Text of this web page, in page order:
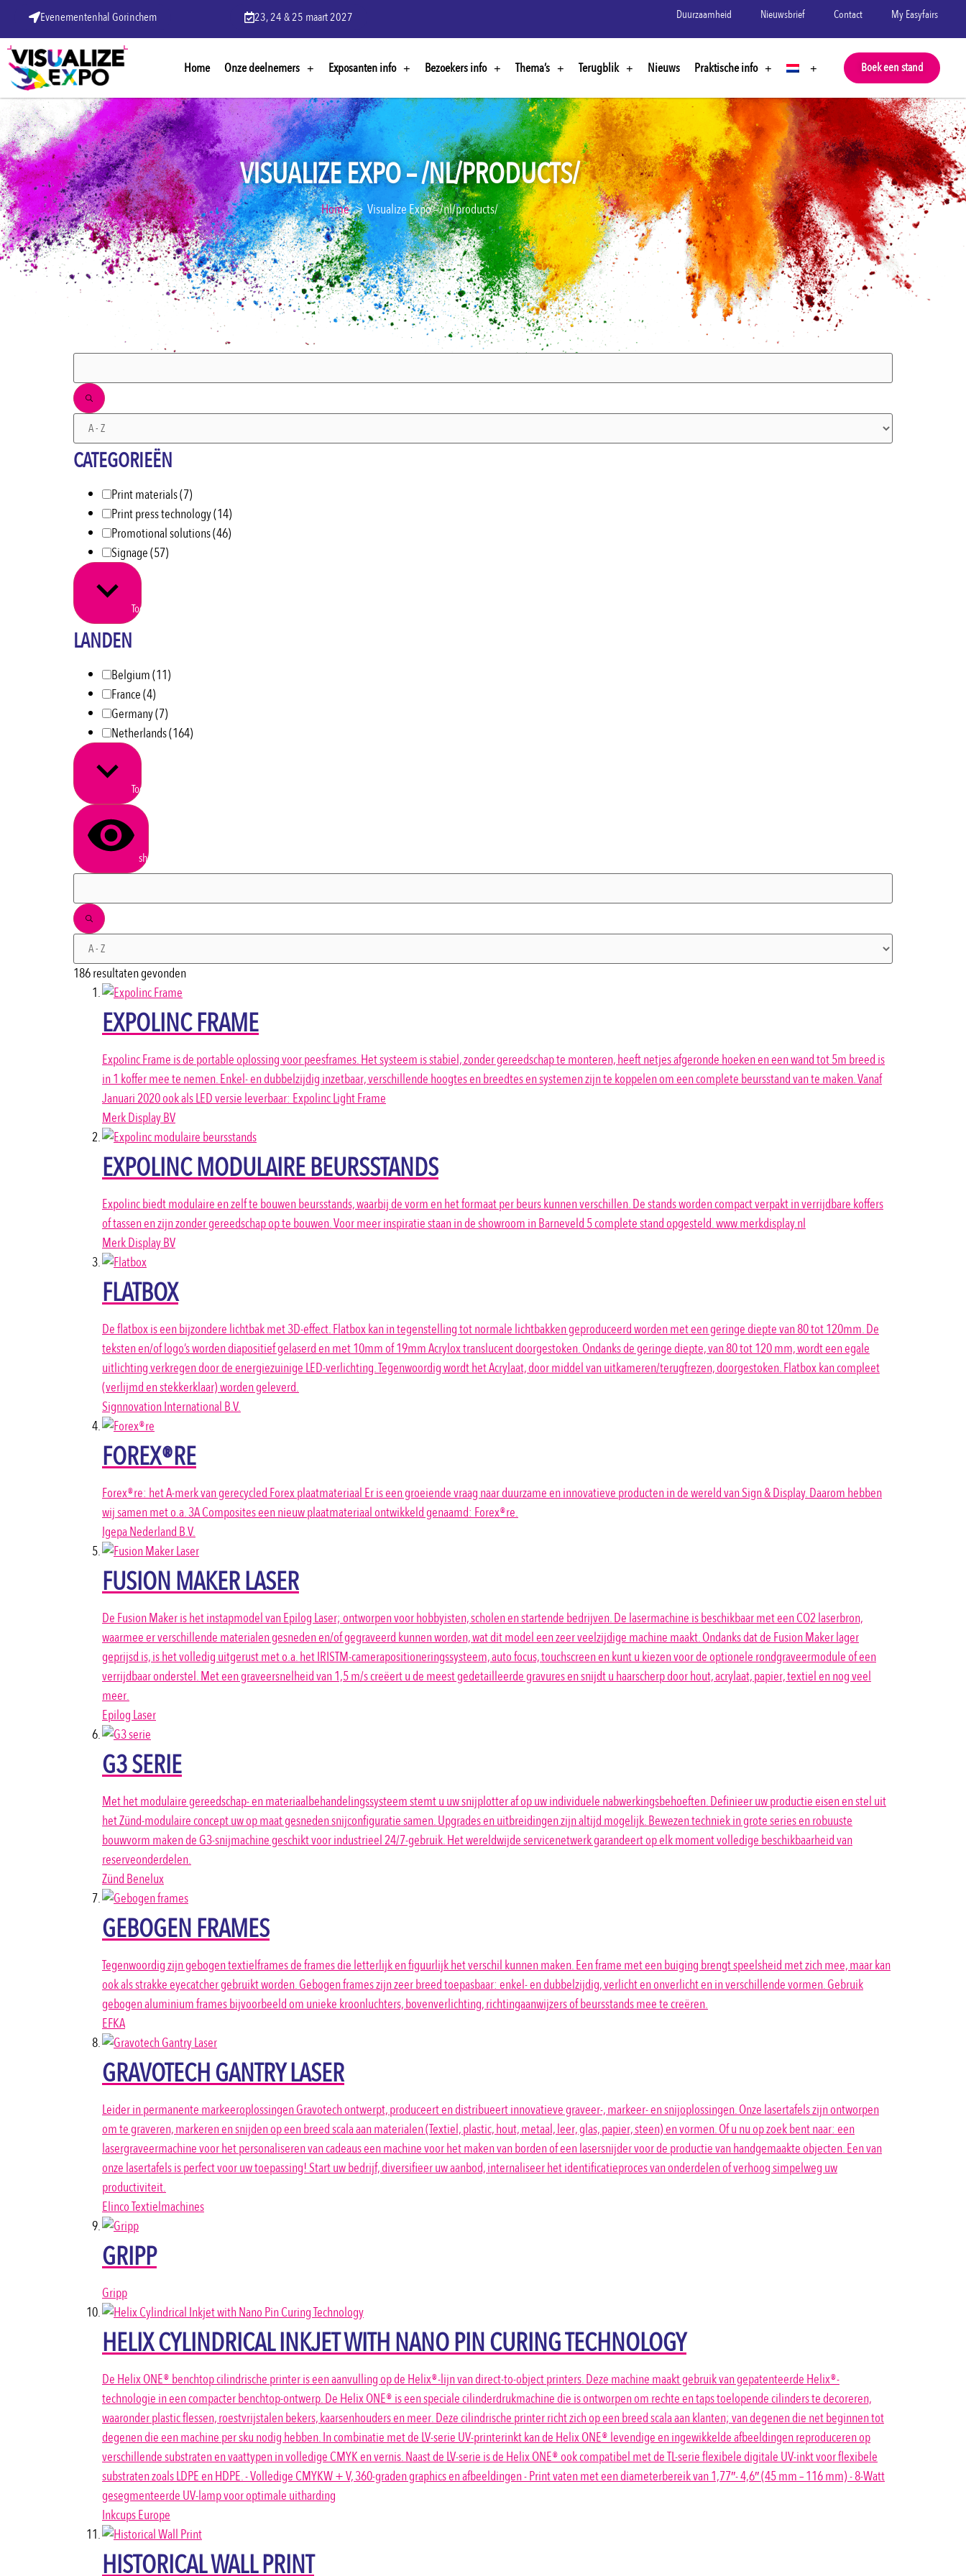
Evenementenhal Gorinchem 23, 24 & 25 maart 2027 Duurzaamheid Nieuwsbrief Contact My Easyfairs
Home Onze deelnemers Exposanten info Bezoekers info Thema’s Terugblik Nieuws Praktische info Boek een stand
VISUALIZE EXPO – /NL/PRODUCTS/
Home Visualize Expo – /nl/products/
CATEGORIEËN
Print materials(7)
Print press technology(14)
Promotional solutions(46)
Signage(57)
Toon meer
LANDEN
Belgium(11)
France(4)
Germany(7)
Netherlands(164)
Toon meer
show results
186 resultaten gevonden
EXPOLINC FRAME
Expolinc Frame is de portable oplossing voor peesframes. Het systeem is stabiel, zonder gereedschap te monteren, heeft netjes afgeronde hoeken en een wand tot 5m breed is
in 1 koffer mee te nemen. Enkel- en dubbelzijdig inzetbaar, verschillende hoogtes en breedtes en systemen zijn te koppelen om een complete beursstand van te maken. Vanaf
Januari 2020 ook als LED versie leverbaar: Expolinc Light Frame
Merk Display BV
EXPOLINC MODULAIRE BEURSSTANDS
Expolinc biedt modulaire en zelf te bouwen beursstands, waarbij de vorm en het formaat per beurs kunnen verschillen. De stands worden compact verpakt in verrijdbare koffers
of tassen en zijn zonder gereedschap op te bouwen. Voor meer inspiratie staan in de showroom in Barneveld 5 complete stand opgesteld. www.merkdisplay.nl
Merk Display BV
FLATBOX
De flatbox is een bijzondere lichtbak met 3D-effect. Flatbox kan in tegenstelling tot normale lichtbakken geproduceerd worden met een geringe diepte van 80 tot 120mm. De
teksten en/of logo’s worden diapositief gelaserd en met 10mm of 19mm Acrylox translucent doorgestoken. Ondanks de geringe diepte, van 80 tot 120 mm, wordt een egale
uitlichting verkregen door de energiezuinige LED-verlichting. Tegenwoordig wordt het Acrylaat, door middel van uitkameren/terugfrezen, doorgestoken. Flatbox kan compleet
(verlijmd en stekkerklaar) worden geleverd.
Signnovation International B.V.
FOREX®RE
Forex®re: het A-merk van gerecycled Forex plaatmateriaal Er is een groeiende vraag naar duurzame en innovatieve producten in de wereld van Sign & Display. Daarom hebben
wij samen met o.a. 3A Composites een nieuw plaatmateriaal ontwikkeld genaamd: Forex®re.
Igepa Nederland B.V.
FUSION MAKER LASER
De Fusion Maker is het instapmodel van Epilog Laser; ontworpen voor hobbyisten, scholen en startende bedrijven. De lasermachine is beschikbaar met een CO2 laserbron,
waarmee er verschillende materialen gesneden en/of gegraveerd kunnen worden, wat dit model een zeer veelzijdige machine maakt. Ondanks dat de Fusion Maker lager
geprijsd is, is het volledig uitgerust met o.a. het IRISTM-camerapositioneringssysteem, auto focus, touchscreen en kunt u kiezen voor de optionele rondgraveermodule of een
verrijdbaar onderstel. Met een graveersnelheid van 1,5 m/s creëert u de meest gedetailleerde gravures en snijdt u haarscherp door hout, acrylaat, papier, textiel en nog veel
meer.
Epilog Laser
G3 SERIE
Met het modulaire gereedschap- en materiaalbehandelingssysteem stemt u uw snijplotter af op uw individuele nabwerkingsbehoeften. Definieer uw productie eisen en stel uit
het Zünd-modulaire concept uw op maat gesneden snijconfiguratie samen. Upgrades en uitbreidingen zijn altijd mogelijk. Bewezen techniek in grote series en robuuste
bouwvorm maken de G3-snijmachine geschikt voor industrieel 24/7-gebruik. Het wereldwijde servicenetwerk garandeert op elk moment volledige beschikbaarheid van
reserveonderdelen.
Zünd Benelux
GEBOGEN FRAMES
Tegenwoordig zijn gebogen textielframes de frames die letterlijk en figuurlijk het verschil kunnen maken. Een frame met een buiging brengt speelsheid met zich mee, maar kan
ook als strakke eyecatcher gebruikt worden. Gebogen frames zijn zeer breed toepasbaar: enkel- en dubbelzijdig, verlicht en onverlicht en in verschillende vormen. Gebruik
gebogen aluminium frames bijvoorbeeld om unieke kroonluchters, bovenverlichting, richtingaanwijzers of beursstands mee te creëren.
EFKA
GRAVOTECH GANTRY LASER
Leider in permanente markeeroplossingen Gravotech ontwerpt, produceert en distribueert innovatieve graveer-, markeer- en snijoplossingen. Onze lasertafels zijn ontworpen
om te graveren, markeren en snijden op een breed scala aan materialen (Textiel, plastic, hout, metaal, leer, glas, papier, steen) en vormen. Of u nu op zoek bent naar: een
lasergraveermachine voor het personaliseren van cadeaus een machine voor het maken van borden of een lasersnijder voor de productie van handgemaakte objecten. Een van
onze lasertafels is perfect voor uw toepassing! Start uw bedrijf, diversifieer uw aanbod, internaliseer het identificatieproces van onderdelen of verhoog simpelweg uw
productiviteit.
Elinco Textielmachines
GRIPP
Gripp
HELIX CYLINDRICAL INKJET WITH NANO PIN CURING TECHNOLOGY
De Helix ONE® benchtop cilindrische printer is een aanvulling op de Helix®-lijn van direct-to-object printers. Deze machine maakt gebruik van gepatenteerde Helix®-
technologie in een compacter benchtop-ontwerp. De Helix ONE® is een speciale cilinderdrukmachine die is ontworpen om rechte en taps toelopende cilinders te decoreren,
waaronder plastic flessen, roestvrijstalen bekers, kaarsenhouders en meer. Deze cilindrische printer richt zich op een breed scala aan klanten; van degenen die net beginnen tot
degenen die een machine per sku nodig hebben. In combinatie met de LV-serie UV-printerinkt kan de Helix ONE® levendige en ingewikkelde afbeeldingen reproduceren op
verschillende substraten en vaattypen in volledige CMYK en vernis. Naast de LV-serie is de Helix ONE® ook compatibel met de TL-serie flexibele digitale UV-inkt voor flexibele
substraten zoals LDPE en HDPE. - Volledige CMYKW + V, 360-graden graphics en afbeeldingen - Print vaten met een diameterbereik van 1,77″- 4,6″ (45 mm – 116 mm) - 8-Watt
gesegmenteerde UV-lamp voor optimale uitharding
Inkcups Europe
HISTORICAL WALL PRINT